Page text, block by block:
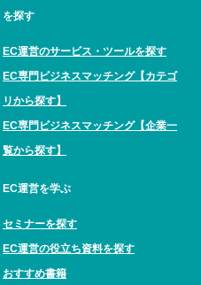
を探す
EC運営のサービス・ツールを探す
EC専門ビジネスマッチング【カテゴ
リから探す】
EC専門ビジネスマッチング【企業一
覧から探す】
EC運営を学ぶ
セミナーを探す
EC運営の役立ち資料を探す
おすすめ書籍